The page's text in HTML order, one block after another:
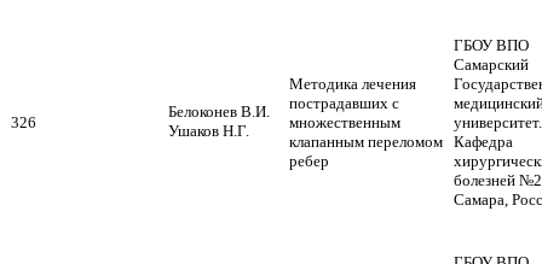
326
Белоконев В.И.
Ушаков Н.Г.
Методика лечения
пострадавших с
множественным
клапанным переломом
ребер
ГБОУ ВПО
Самарский
университет.
Кафедра
болезней
Самара,